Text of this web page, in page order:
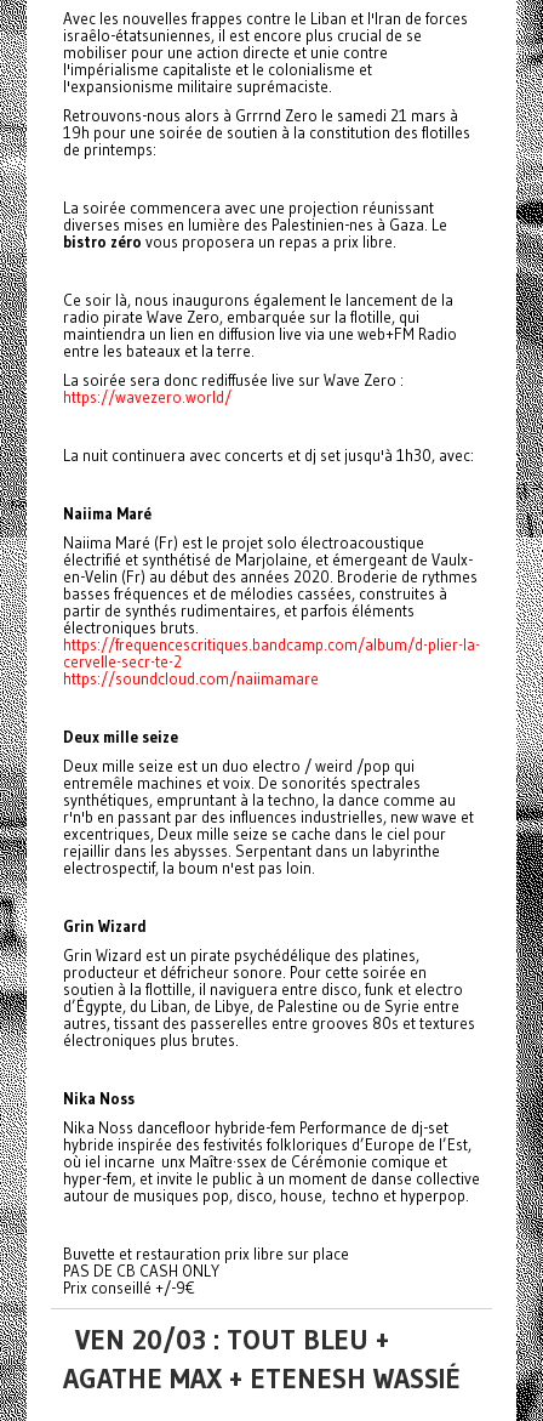
Avec les nouvelles frappes contre le Liban et l'Iran de forces
israêlo-étatsuniennes, il est encore plus crucial de se
mobiliser pour une action directe et unie contre
l'impérialisme capitaliste et le colonialisme et
l'expansionisme militaire suprémaciste.
Retrouvons-nous alors à Grrrnd Zero le samedi 21 mars à
19h pour une soirée de soutien à la constitution des flotilles
de printemps:
La soirée commencera avec une projection réunissant
diverses mises en lumière des Palestinien-nes à Gaza. Le
bistro zéro vous proposera un repas a prix libre.
Ce soir là, nous inaugurons également le lancement de la
radio pirate Wave Zero, embarquée sur la flotille, qui
maintiendra un lien en diffusion live via une web+FM Radio
entre les bateaux et la terre.
La soirée sera donc rediffusée live sur Wave Zero :
https://wavezero.world/
La nuit continuera avec concerts et dj set jusqu'à 1h30, avec:
Naiima Maré
Naiima Maré (Fr) est le projet solo électroacoustique
électrifié et synthétisé de Marjolaine, et émergeant de Vaulx-
en-Velin (Fr) au début des années 2020. Broderie de rythmes
basses fréquences et de mélodies cassées, construites à
partir de synthés rudimentaires, et parfois éléments
électroniques bruts.
https://frequencescritiques.bandcamp.com/album/d-plier-la-
cervelle-secr-te-2
https://soundcloud.com/naiimamare
Deux mille seize
Deux mille seize est un duo electro / weird /pop qui
entremêle machines et voix. De sonorités spectrales
synthétiques, empruntant à la techno, la dance comme au
r'n'b en passant par des influences industrielles, new wave et
excentriques, Deux mille seize se cache dans le ciel pour
rejaillir dans les abysses. Serpentant dans un labyrinthe
electrospectif, la boum n'est pas loin.
Grin Wizard
Grin Wizard est un pirate psychédélique des platines,
producteur et défricheur sonore. Pour cette soirée en
soutien à la flottille, il naviguera entre disco, funk et electro
d’Égypte, du Liban, de Libye, de Palestine ou de Syrie entre
autres, tissant des passerelles entre grooves 80s et textures
électroniques plus brutes.
Nika Noss
Nika Noss dancefloor hybride-fem Performance de dj-set
hybride inspirée des festivités folkloriques d’Europe de l’Est,
où iel incarne unx Maître·ssex de Cérémonie comique et
hyper-fem, et invite le public à un moment de danse collective
autour de musiques pop, disco, house, techno et hyperpop.
Buvette et restauration prix libre sur place
PAS DE CB CASH ONLY
Prix conseillé +/-9€
VEN 20/03 : TOUT BLEU +
AGATHE MAX + ETENESH WASSIÉ